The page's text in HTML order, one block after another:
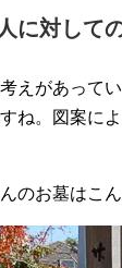
に対して
えがあって
ね。図案に
のお墓はこん